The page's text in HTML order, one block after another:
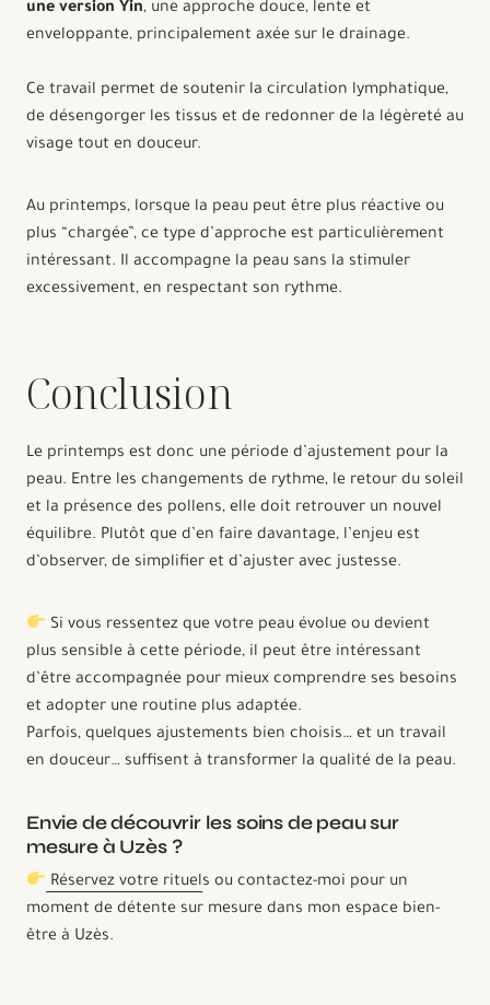
une version Yin, une approche douce, lente et
enveloppante, principalement axée sur le drainage.
Ce travail permet de soutenir la circulation lymphatique,
de désengorger les tissus et de redonner de la légèreté au
visage tout en douceur.
Au printemps, lorsque la peau peut être plus réactive ou
plus “chargée”, ce type d’approche est particulièrement
intéressant. Il accompagne la peau sans la stimuler
excessivement, en respectant son rythme.
Conclusion
Le printemps est donc une période d’ajustement pour la
peau. Entre les changements de rythme, le retour du soleil
et la présence des pollens, elle doit retrouver un nouvel
équilibre. Plutôt que d’en faire davantage, l’enjeu est
d’observer, de simplifier et d’ajuster avec justesse.
Si vous ressentez que votre peau évolue ou devient
plus sensible à cette période, il peut être intéressant
d’être accompagnée pour mieux comprendre ses besoins
et adopter une routine plus adaptée.
Parfois, quelques ajustements bien choisis… et un travail
en douceur… suffisent à transformer la qualité de la peau.
Envie de découvrir les soins de peau sur
mesure à Uzès ?
Réservez votre rituels ou contactez-moi pour un
moment de détente sur mesure dans mon espace bien-
être à Uzès.